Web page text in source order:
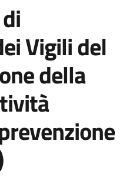
Vigili del
della